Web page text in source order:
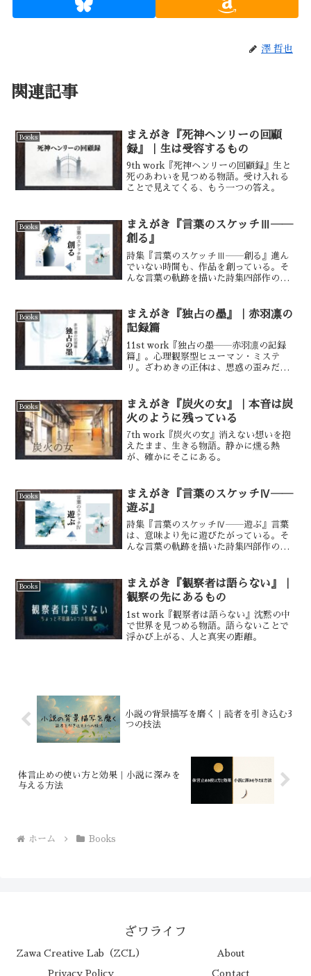
澤 哲也
関連記事
Books
まえがき『死神ヘンリーの回顧
録』｜生は受容するもの
9th work『死神ヘンリーの回顧録』生と
死のあわいを見つめる物語。受け入れる
ことで見えてくる、もう一つの答え。
Books
まえがき『言葉のスケッチⅢ――
創る』
詩集『言葉のスケッチⅢ――創る』進ん
でいない時間も、作品を創っている。そ
んな言葉の軌跡を描いた詩集四部作の第
Books
まえがき『独占の墨』｜赤羽凛の
記録篇
11st work『独占の墨――赤羽凛の記録
篇』。心理観察型ヒューマン・ミステ
リ。ざわめきの正体は、思惑の歪みだっ
Books
まえがき『炭火の女』｜本音は炭
火のように残っている
7th work『炭火の女』消えない想いを抱
えたまま、生きる物語。静かに燻る熱
が、確かにそこにある。
Books
まえがき『言葉のスケッチⅣ――
遊ぶ』
詩集『言葉のスケッチⅣ――遊ぶ』言葉
は、意味より先に遊びたがっている。そ
んな言葉の軌跡を描いた詩集四部作の第
Books
まえがき『観察者は語らない』｜
観察の先にあるもの
1st work『観察者は語らない』沈黙の中
で世界を見つめる物語。語らないことで
浮かび上がる、人と真実の距離。
小説の背景描写を磨く｜読者を引き込む3
つの技法
体言止めの使い方と効果｜小説に深みを
与える方法
ホーム Books
ざワライフ
Zawa Creative Lab（ZCL） About
Privacy Policy Contact